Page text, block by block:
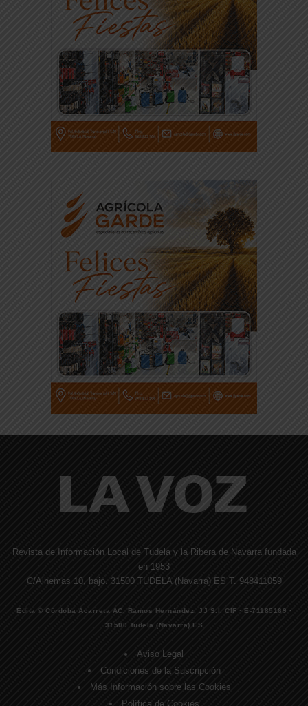
Revista de Información Local de Tudela y la Ribera de Navarra fundada
en 1953
C/Alhemas 10, bajo. 31500 TUDELA (Navarra) ES T. 948411059
Edita © Córdoba Acarreta AC, Ramos Hernández, JJ S.I. CIF · E-71185169 ·
31500 Tudela (Navarra) ES
Aviso Legal
Condiciones de la Suscripción
Más Información sobre las Cookies
Política de Cookies